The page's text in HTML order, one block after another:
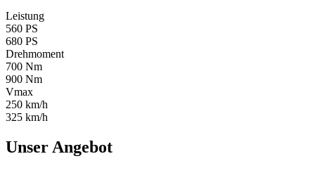
Leistung
560 PS
680 PS
Drehmoment
700 Nm
900 Nm
Vmax
250 km/h
325 km/h
Unser Angebot